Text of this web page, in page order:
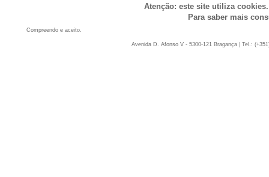
Atenção: este site utiliza
Para saber mais
Compreendo e aceito.
Avenida D. Afonso V - 5300-121 Bragança | Tel.: